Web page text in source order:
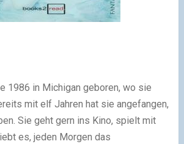
1986 in Michigan geboren, wo sie
mit elf Jahren hat sie angefangen,
Sie geht gern ins Kino, spielt mit
es, jeden Morgen das